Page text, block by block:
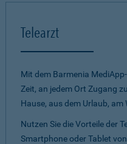
Telearzt
Mit dem Barmenia
Zeit, an jedem Ort Zugang
Hause, aus dem Urlaub, am
Nutzen Sie die Vorteile der
Smartphone oder Tablet